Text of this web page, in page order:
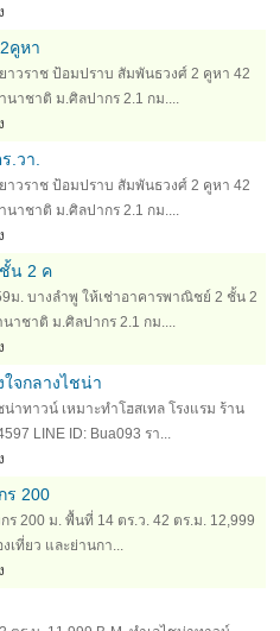
คูหา
วราช ป้อมปราบ สัมพันธวงศ์ 2 คูหา 42
าชาติ ม.ศิลปากร 2.1 กม....
.วา.
วราช ป้อมปราบ สัมพันธวงศ์ 2 คูหา 42
าชาติ ม.ศิลปากร 2.1 กม....
น 2 ค
ม. บางลำพู ให้เช่าอาคารพาณิชย์ 2 ชั้น 2
ชาติ ม.ศิลปากร 2.1 กม....
จกลางไชน่า
าทาวน์ เหมาะทำโฮสเทล โรงแรม ร้าน
LINE ID: Bua093 รา...
ร 200
ร 200 ม. พื้นที่ 14 ตร.ว. 42 ตร.ม. 12,999
ที่ยว และย่านกา...